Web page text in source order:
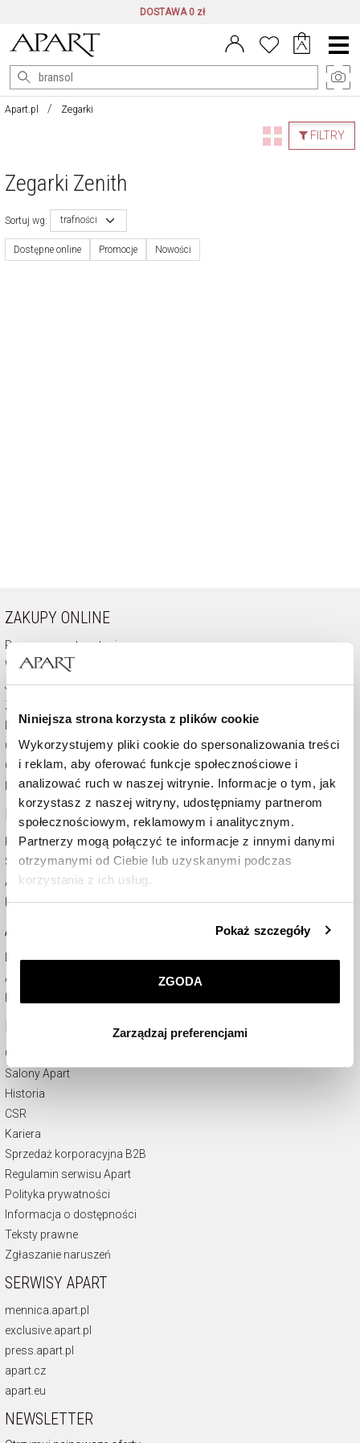
Niniejsza strona korzysta z plików cookie
Wykorzystujemy pliki cookie do spersonalizowania treści
i reklam, aby oferować funkcje społecznościowe i
analizować ruch w naszej witrynie. Informacje o tym, jak
korzystasz z naszej witryny, udostępniamy partnerom
społecznościowym, reklamowym i analitycznym.
Partnerzy mogą połączyć te informacje z innymi danymi
otrzymanymi od Ciebie lub uzyskanymi podczas
korzystania z ich usług.
przez nas plików cookie znajdziesz wPolityce
prywatności.
korzystamy. Możesz również wybrać jaki rodzaj plików
Zarządzaj preferencjami
dokonać zmiany wybranych przez Ciebie plików cookie.
Pokaż szczegóły
ZGODA
Zarządzaj preferencjami
DOSTAWA 0 zł
Menu
główne
Apart.pl Zegarki
FILTRY
Zegarki Zenith
Sortuj wg: trafności
Dostępne online Promocje Nowości
ZAKUPY ONLINE
Pomoc - częste pytania
Wysyłka i płatność
Jak kupować
Zwrot
Regulamin
Certyfikaty
Odstąpienie od umowy
Kontakt
KARTY PODARUNKOWE
Kup kartę podarunkową
Sprawdź saldo i termin ważności
Aktywuj kartę
Regulamin
APART DIAMOND CLUB
Dołącz do ADC przez WWW
Aplikacja ADC
Regulamin ADC
FIRMA
O nas
Salony Apart
Historia
CSR
Kariera
Sprzedaż korporacyjna B2B
Regulamin serwisu Apart
Polityka prywatności
Informacja o dostępności
Teksty prawne
Zgłaszanie naruszeń
SERWISY APART
mennica.apart.pl
exclusive.apart.pl
press.apart.pl
apart.cz
apart.eu
NEWSLETTER